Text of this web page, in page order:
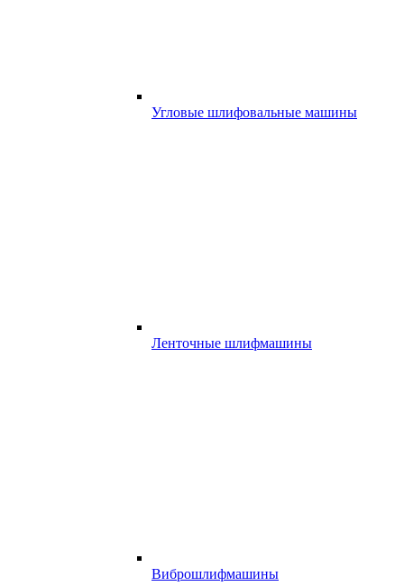
Угловые шлифовальные машины
Ленточные шлифмашины
Виброшлифмашины